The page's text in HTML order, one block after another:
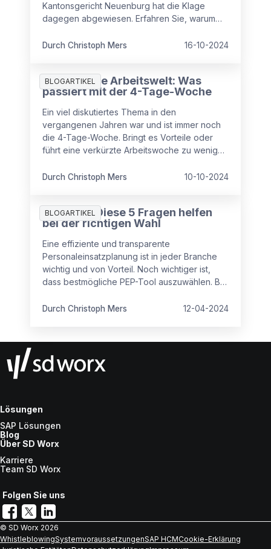
Kantonsgericht Neuenburg hat die Klage
dagegen abgewiesen. Erfahren Sie, warum
entschied und welche arbeitsrechtlichen
Durch Christoph Mers 16-10-2024
BLOGARTIKEL
Blick auf die Arbeitswelt: Was
passiert mit der 4-Tage-Woche
Ein viel diskutiertes Thema in den
vergangenen Jahren war und ist immer noch
die 4-Tage-Woche. Bringt es Vorteile oder
führt eine verkürzte Arbeitswoche zu weniger
wie es um die 4-Tage-Woche steht.
Durch Christoph Mers 10-10-2024
BLOGARTIKEL
PEP-Tool: Diese 5 Fragen helfen
bei der richtigen Wahl
Eine effiziente und transparente
Personaleinsatzplanung ist in jeder Branche
wichtig und von Vorteil. Noch wichtiger ist,
dass bestmögliche PEP-Tool auszuwählen. Bei
Fragen in Betracht gezogen werden.
Durch Christoph Mers 12-04-2024
Lösungen
SAP Lösungen
Blog
Über SD Worx
Karriere
Team SD Worx
Folgen Sie uns
© SD Worx 2026
WhistleblowingSystemvoraussetzungenSAP HCMCookie-Erklärung